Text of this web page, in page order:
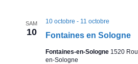
SAM
10 Fontaines en Sologne
10 octobre - 11 octobre
Fontaines-en-Sologne 1520
en-Sologne